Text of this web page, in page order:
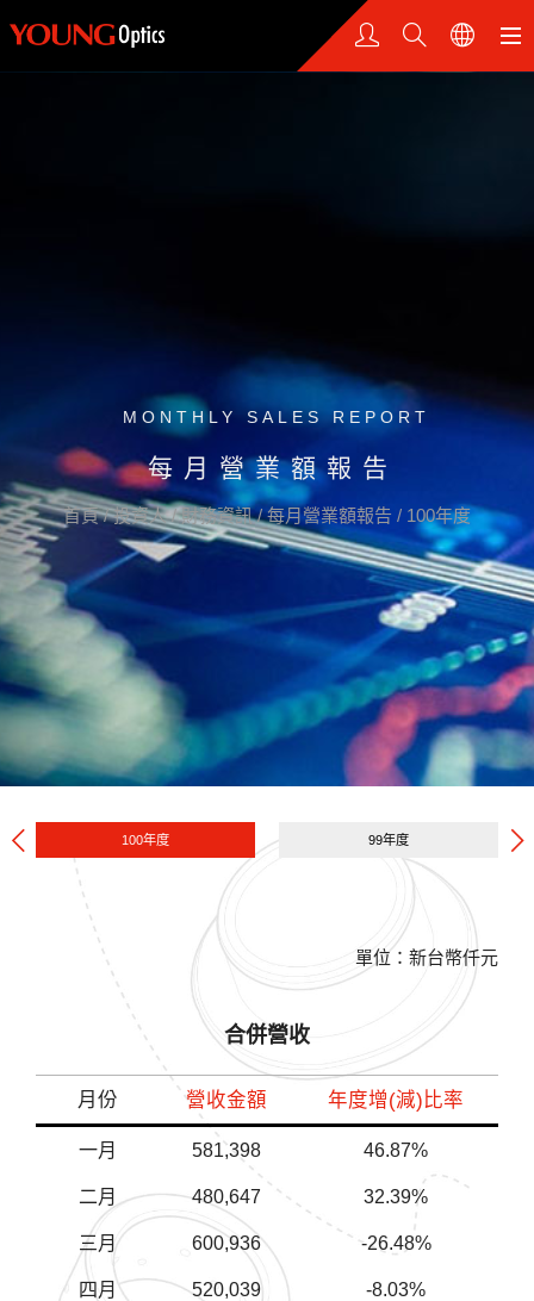
MONTHLY SALES REPORT
每月營業額報告
首頁/ 投資人/ 財務資訊/ 每月營業額報告 / 100年度
100年度 99年度
單位：新台幣仟元
合併營收
月份 營收金額 年度增(減)比率
一月 581,398 46.87%
二月 480,647 32.39%
三月 600,936 -26.48%
四月 520,039 -8.03%